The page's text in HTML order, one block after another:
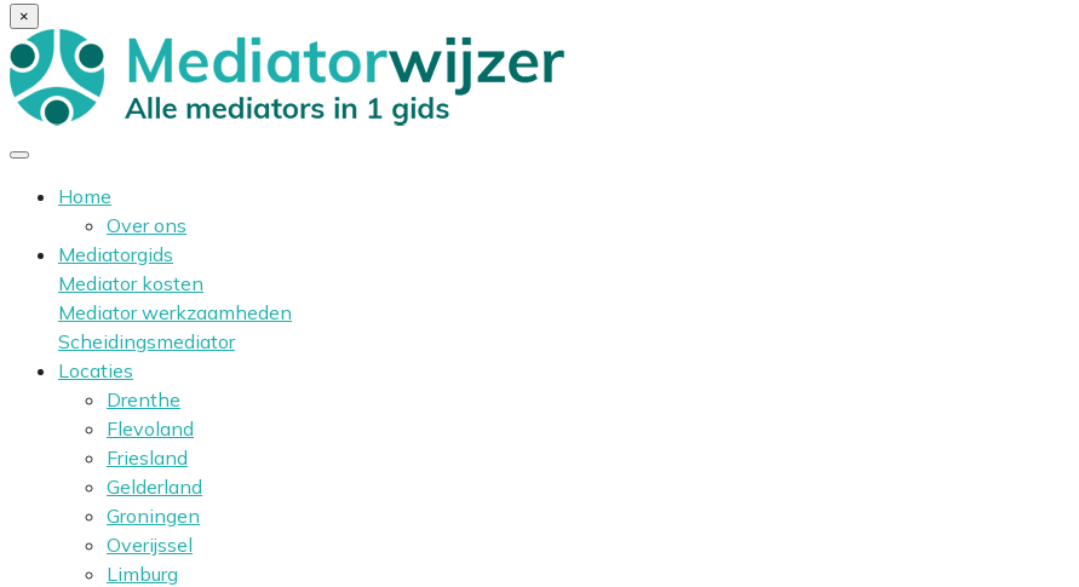
×
Home
Over ons
Mediatorgids
Mediator kosten
Mediator werkzaamheden
Scheidingsmediator
Locaties
Drenthe
Flevoland
Friesland
Gelderland
Groningen
Overijssel
Limburg